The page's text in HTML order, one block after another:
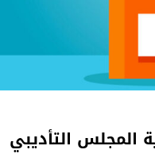
المجلس التأديبي